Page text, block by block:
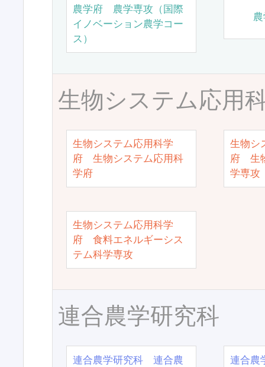
農学府 農学専攻（国際
イノベーション農学コー
ス）
生物システム応用
生物システム応用科学
府 生物システム応用科
学府
生物シ
府 生
学専攻
生物システム応用科学
府 食料エネルギーシス
テム科学専攻
連合農学研究科
連合農学研究科 連合農
連合農